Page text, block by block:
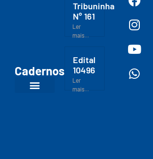
Cadernos
Tribuninha
N° 161
Ler
mais...
Edital
10496
Ler
mais...